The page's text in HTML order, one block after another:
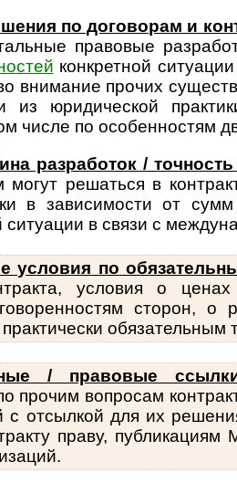
по договорам и
правовые
конкретной
внимание прочих
из юридической
числе по особенностям
разработок /
могут решаться в
в зависимости от
ситуации в связи с
условия по
условия о
сторон, о
обяза­тельным
/ правовые
прочим вопросам
с отсылкой для их
праву,